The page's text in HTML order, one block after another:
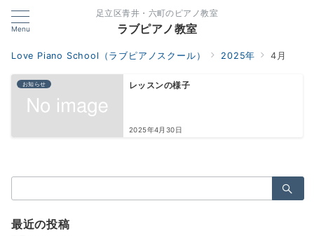
Menu
足立区青井・六町のピアノ教室
ラブピアノ教室
Love Piano School（ラブピアノスクール） 2025年 4月
お知らせ レッスンの様子
2025年4月30日
索：
最近の投稿